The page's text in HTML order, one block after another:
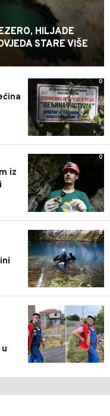
HILJADE
STARE VIŠE
0
0
iz
0
0